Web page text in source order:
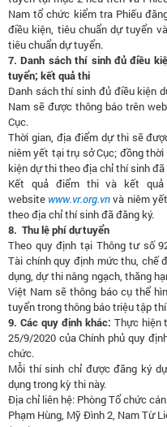
Nam tổ chức kiểm tra Phiếu
điều kiện, tiêu chuẩn dự tuyển
tiêu chuẩn dự tuyển.
7. Danh sách thí sinh đủ điều
tuyển; kết quả thi
Danh sách thí sinh đủ điều kiện
Nam sẽ được thông báo trên
Cục.
Thời gian, địa điểm dự thi sẽ
niêm yết tại trụ sở Cục; đồng
kiện dự thi theo địa chỉ thí sinh đã
Kết quả điểm thi và kết
website www.vr.org.vnvà niêm
theo địa chỉ thí sinh đã đăng ký.
8. Thu lệ phí dự tuyển
Theo quy định tại Thông tư số
Tài chính quy định mức thu, chế
dụng, dự thi nâng ngạch, thăng
Việt Nam sẽ thông báo cụ thể
tuyển trong thông báo triệu tập
9. Các quy định khác: Thực hiện
25/9/2020 của Chính phủ quy
chức.
Mỗi thí sinh chỉ được đăng ký
dụng trong kỳ thi này.
Địa chỉ liên hệ: Phòng Tổ chức
Phạm Hùng, Mỹ Đình 2, Nam Từ